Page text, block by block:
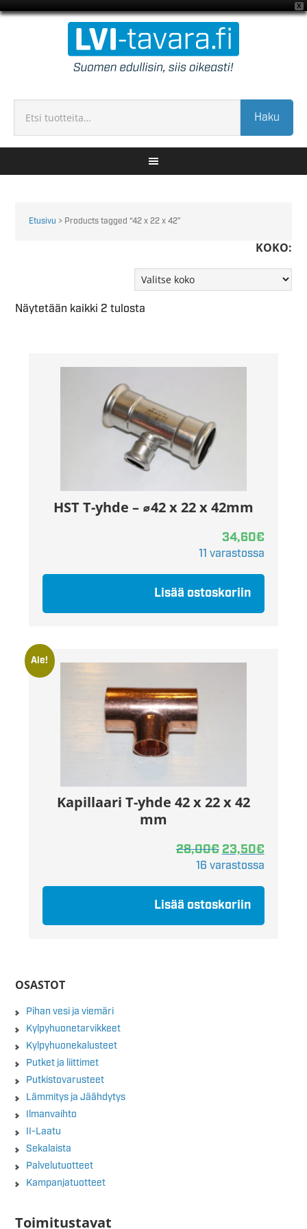
X
Haku
Etusivu > Products tagged “42 x 22 x 42”
KOKO:
Näytetään kaikki 2 tulosta
HST T-yhde – ⌀42 x 22 x 42mm
34,60€
11 varastossa
Lisää ostoskoriin
Ale!
Kapillaari T-yhde 42 x 22 x 42
mm
28,00€23,50€
16 varastossa
Lisää ostoskoriin
OSASTOT
Pihan vesi ja viemäri
Kylpyhuonetarvikkeet
Kylpyhuonekalusteet
Putket ja liittimet
Putkistovarusteet
Lämmitys ja Jäähdytys
Ilmanvaihto
II-Laatu
Sekalaista
Palvelutuotteet
Kampanjatuotteet
Toimitustavat